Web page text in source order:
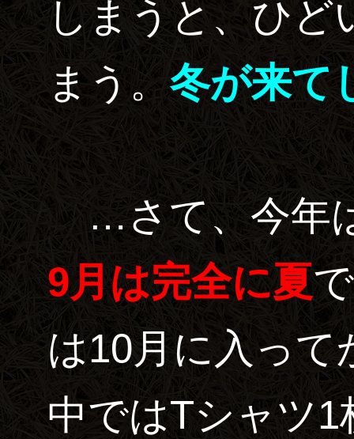
しまうと、ひど
まう。 冬が来て
…さて、今年
9月は完全に夏
は10月に入って
中ではTシャツ